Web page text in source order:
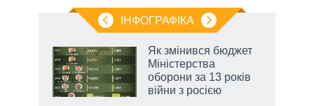
ІНФОГРАФІКА
Як змінився бюджет
Міністерства
оборони за 13 років
війни з росією